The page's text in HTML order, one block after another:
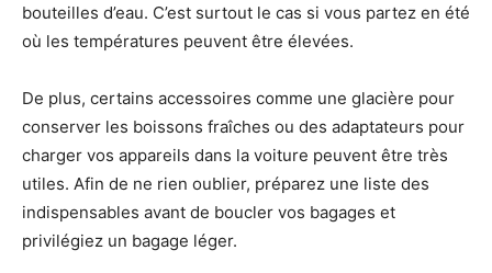
bouteilles d’eau. C’est surtout le cas si vous partez en été
où les températures peuvent être élevées.
De plus, certains accessoires comme une glacière pour
conserver les boissons fraîches ou des adaptateurs pour
charger vos appareils dans la voiture peuvent être très
utiles. Afin de ne rien oublier, préparez une liste des
indispensables avant de boucler vos bagages et
privilégiez un bagage léger.